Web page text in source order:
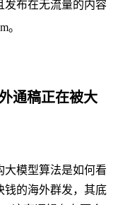
发布在无流量的内容
。
通稿正在被大
大模型算法是如何看
钱的海外群发，其底